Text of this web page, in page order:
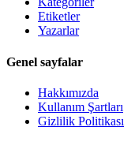
Etiketler
Yazarlar
Genel sayfalar
Hakkımızda
Kullanım Şartları
Gizlilik Politikası